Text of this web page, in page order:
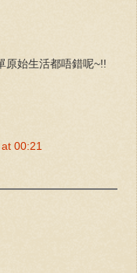
原始生活都唔錯呢~!!
00:21